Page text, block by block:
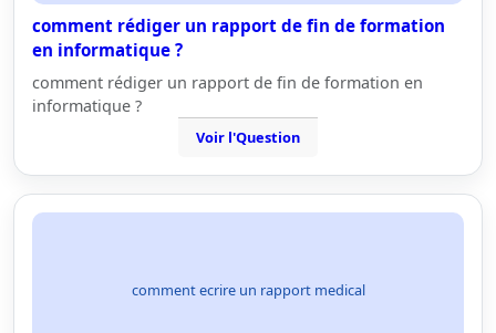
comment rédiger un rapport de fin de formation
en informatique ?
comment rédiger un rapport de fin de formation en
informatique ?
Voir l'Question
comment ecrire un rapport medical